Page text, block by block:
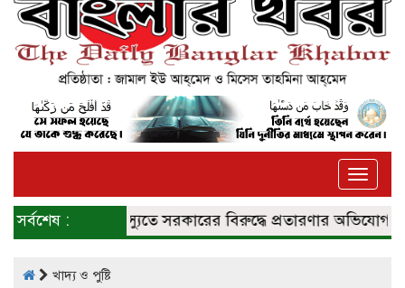
Toggle
সর্বশেষ :
সনদ ইস্যুতে সরকারের বিরুদ্ধে প্রতারণার অভিযোগ
খাদ্য ও পুষ্টি